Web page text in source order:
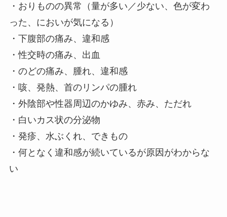
・おりものの異常（量が多い／少ない、色が変わ
った、においが気になる）
・下腹部の痛み、違和感
・性交時の痛み、出血
・のどの痛み、腫れ、違和感
・咳、発熱、首のリンパの腫れ
・外陰部や性器周辺のかゆみ、赤み、ただれ
・白いカス状の分泌物
・発疹、水ぶくれ、できもの
・何となく違和感が続いているが原因がわからな
い